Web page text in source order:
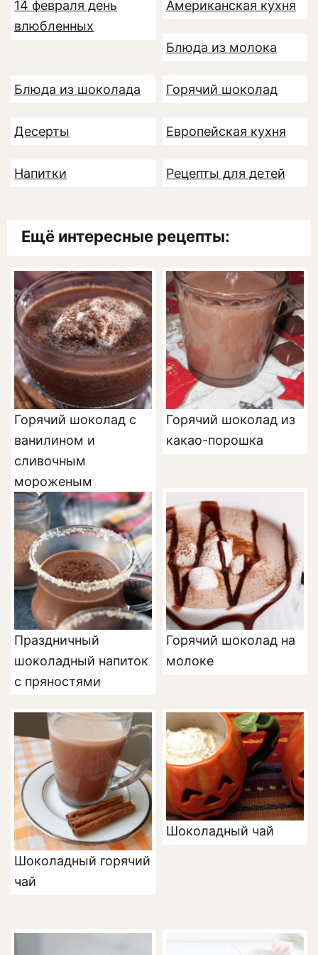
14 февраля день
влюбленных
Американская кухня
Блюда из молока
Блюда из шоколада Горячий шоколад
Десерты Европейская кухня
Напитки Рецепты для детей
Ещё интересные рецепты:
Горячий шоколад с
ванилином и
сливочным
мороженым
Горячий шоколад из
какао-порошка
Праздничный
шоколадный напиток
с пряностями
Горячий шоколад на
молоке
Шоколадный горячий
чай
Шоколадный чай